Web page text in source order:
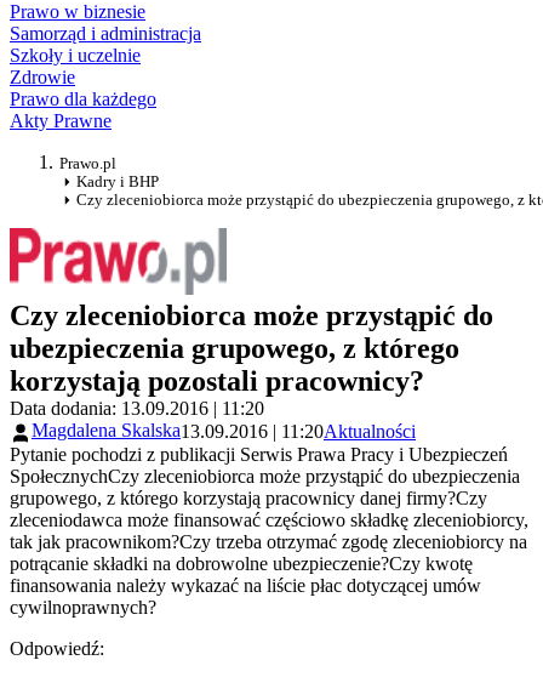
Prawo w biznesie
Samorząd i administracja
Szkoły i uczelnie
Zdrowie
Prawo dla każdego
Akty Prawne
Prawo.pl
Kadry i BHP
Czy zleceniobiorca może przystąpić do ubezpieczenia grupowego, z
Czy zleceniobiorca może przystąpić do
ubezpieczenia grupowego, z którego
korzystają pozostali pracownicy?
Data dodania: 13.09.2016 | 11:20
Magdalena Skalska13.09.2016 | 11:20Aktualności
Pytanie pochodzi z publikacji Serwis Prawa Pracy i Ubezpieczeń
SpołecznychCzy zleceniobiorca może przystąpić do ubezpieczenia
grupowego, z którego korzystają pracownicy danej firmy?Czy
zleceniodawca może finansować częściowo składkę zleceniobiorcy,
tak jak pracownikom?Czy trzeba otrzymać zgodę zleceniobiorcy na
potrącanie składki na dobrowolne ubezpieczenie?Czy kwotę
finansowania należy wykazać na liście płac dotyczącej umów
cywilnoprawnych?
Odpowiedź: